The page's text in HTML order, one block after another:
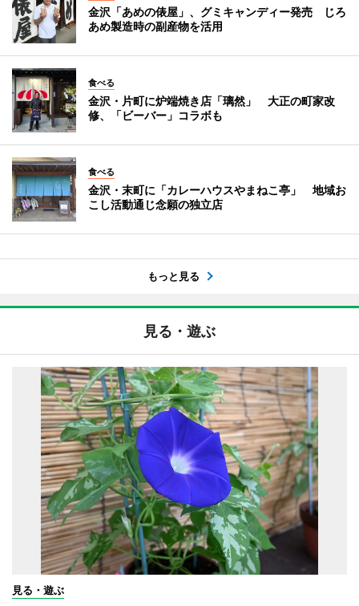
金沢「あめの俵屋」、グミキャンディー発売 じろ
あめ製造時の副産物を活用
食べる
金沢・片町に炉端焼き店「璃然」 大正の町家改
修、「ビーバー」コラボも
食べる
金沢・末町に「カレーハウスやまねこ亭」 地域お
こし活動通じ念願の独立店
もっと見る
見る・遊ぶ
見る・遊ぶ